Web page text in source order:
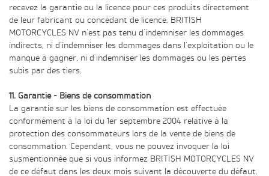
recevez la garantie ou la licence pour ces produits directement
de leur fabricant ou concédant de licence. BRITISH
MOTORCYCLES NV n'est pas tenu d'indemniser les dommages
indirects, ni d'indemniser les dommages dans l'exploitation ou le
manque à gagner, ni d'indemniser les dommages ou les pertes
subis par des tiers.
11. Garantie - Biens de consommation
La garantie sur les biens de consommation est effectuée
conformément à la loi du 1er septembre 2004 relative à la
protection des consommateurs lors de la vente de biens de
consommation. Cependant, vous ne pouvez invoquer la loi
susmentionnée que si vous informez BRITISH MOTORCYCLES NV
de ce défaut dans les deux mois suivant la découverte du défaut.